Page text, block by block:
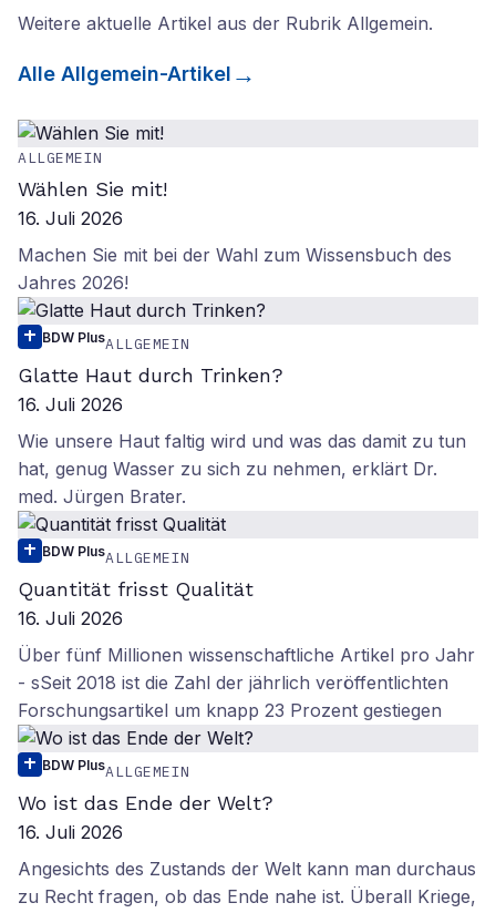
Weitere aktuelle Artikel aus der Rubrik Allgemein.
Alle Allgemein-Artikel
ALLGEMEIN
Wählen Sie mit!
16. Juli 2026
Machen Sie mit bei der Wahl zum Wissensbuch des
Jahres 2026!
BDW PlusALLGEMEIN
Glatte Haut durch Trinken?
16. Juli 2026
Wie unsere Haut faltig wird und was das damit zu tun
hat, genug Wasser zu sich zu nehmen, erklärt Dr.
med. Jürgen Brater.
BDW PlusALLGEMEIN
Quantität frisst Qualität
16. Juli 2026
Über fünf Millionen wissenschaftliche Artikel pro Jahr
- sSeit 2018 ist die Zahl der jährlich veröffentlichten
Forschungsartikel um knapp 23 Prozent gestiegen
BDW PlusALLGEMEIN
Wo ist das Ende der Welt?
16. Juli 2026
Angesichts des Zustands der Welt kann man durchaus
zu Recht fragen, ob das Ende nahe ist. Überall Kriege,